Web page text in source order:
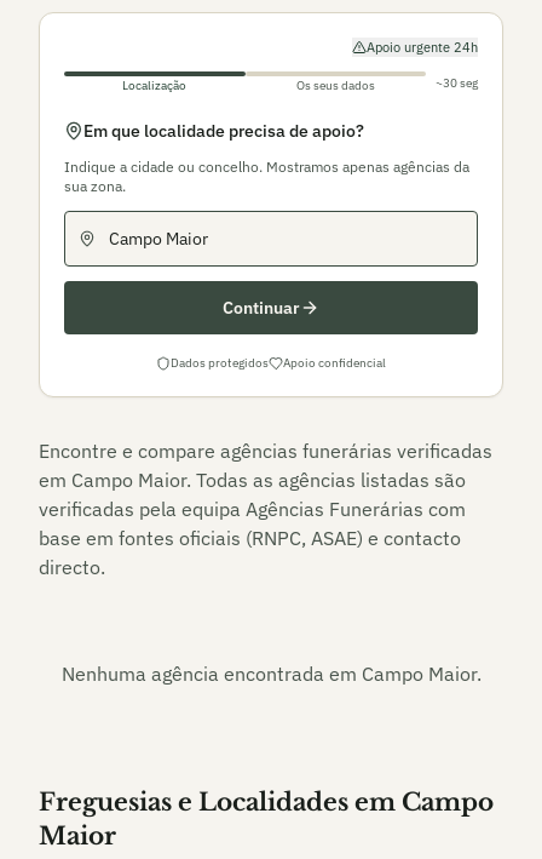
Apoio urgente 24h
Localização Os seus dados ~30 seg
Em que localidade precisa de apoio?
Indique a cidade ou concelho. Mostramos apenas agências da
sua zona.
Continuar
Dados protegidos Apoio confidencial
Encontre e compare agências funerárias verificadas
em Campo Maior. Todas as agências listadas são
verificadas pela equipa Agências Funerárias com
base em fontes oficiais (RNPC, ASAE) e contacto
directo.
Nenhuma agência encontrada em Campo Maior.
Freguesias e Localidades em Campo
Maior